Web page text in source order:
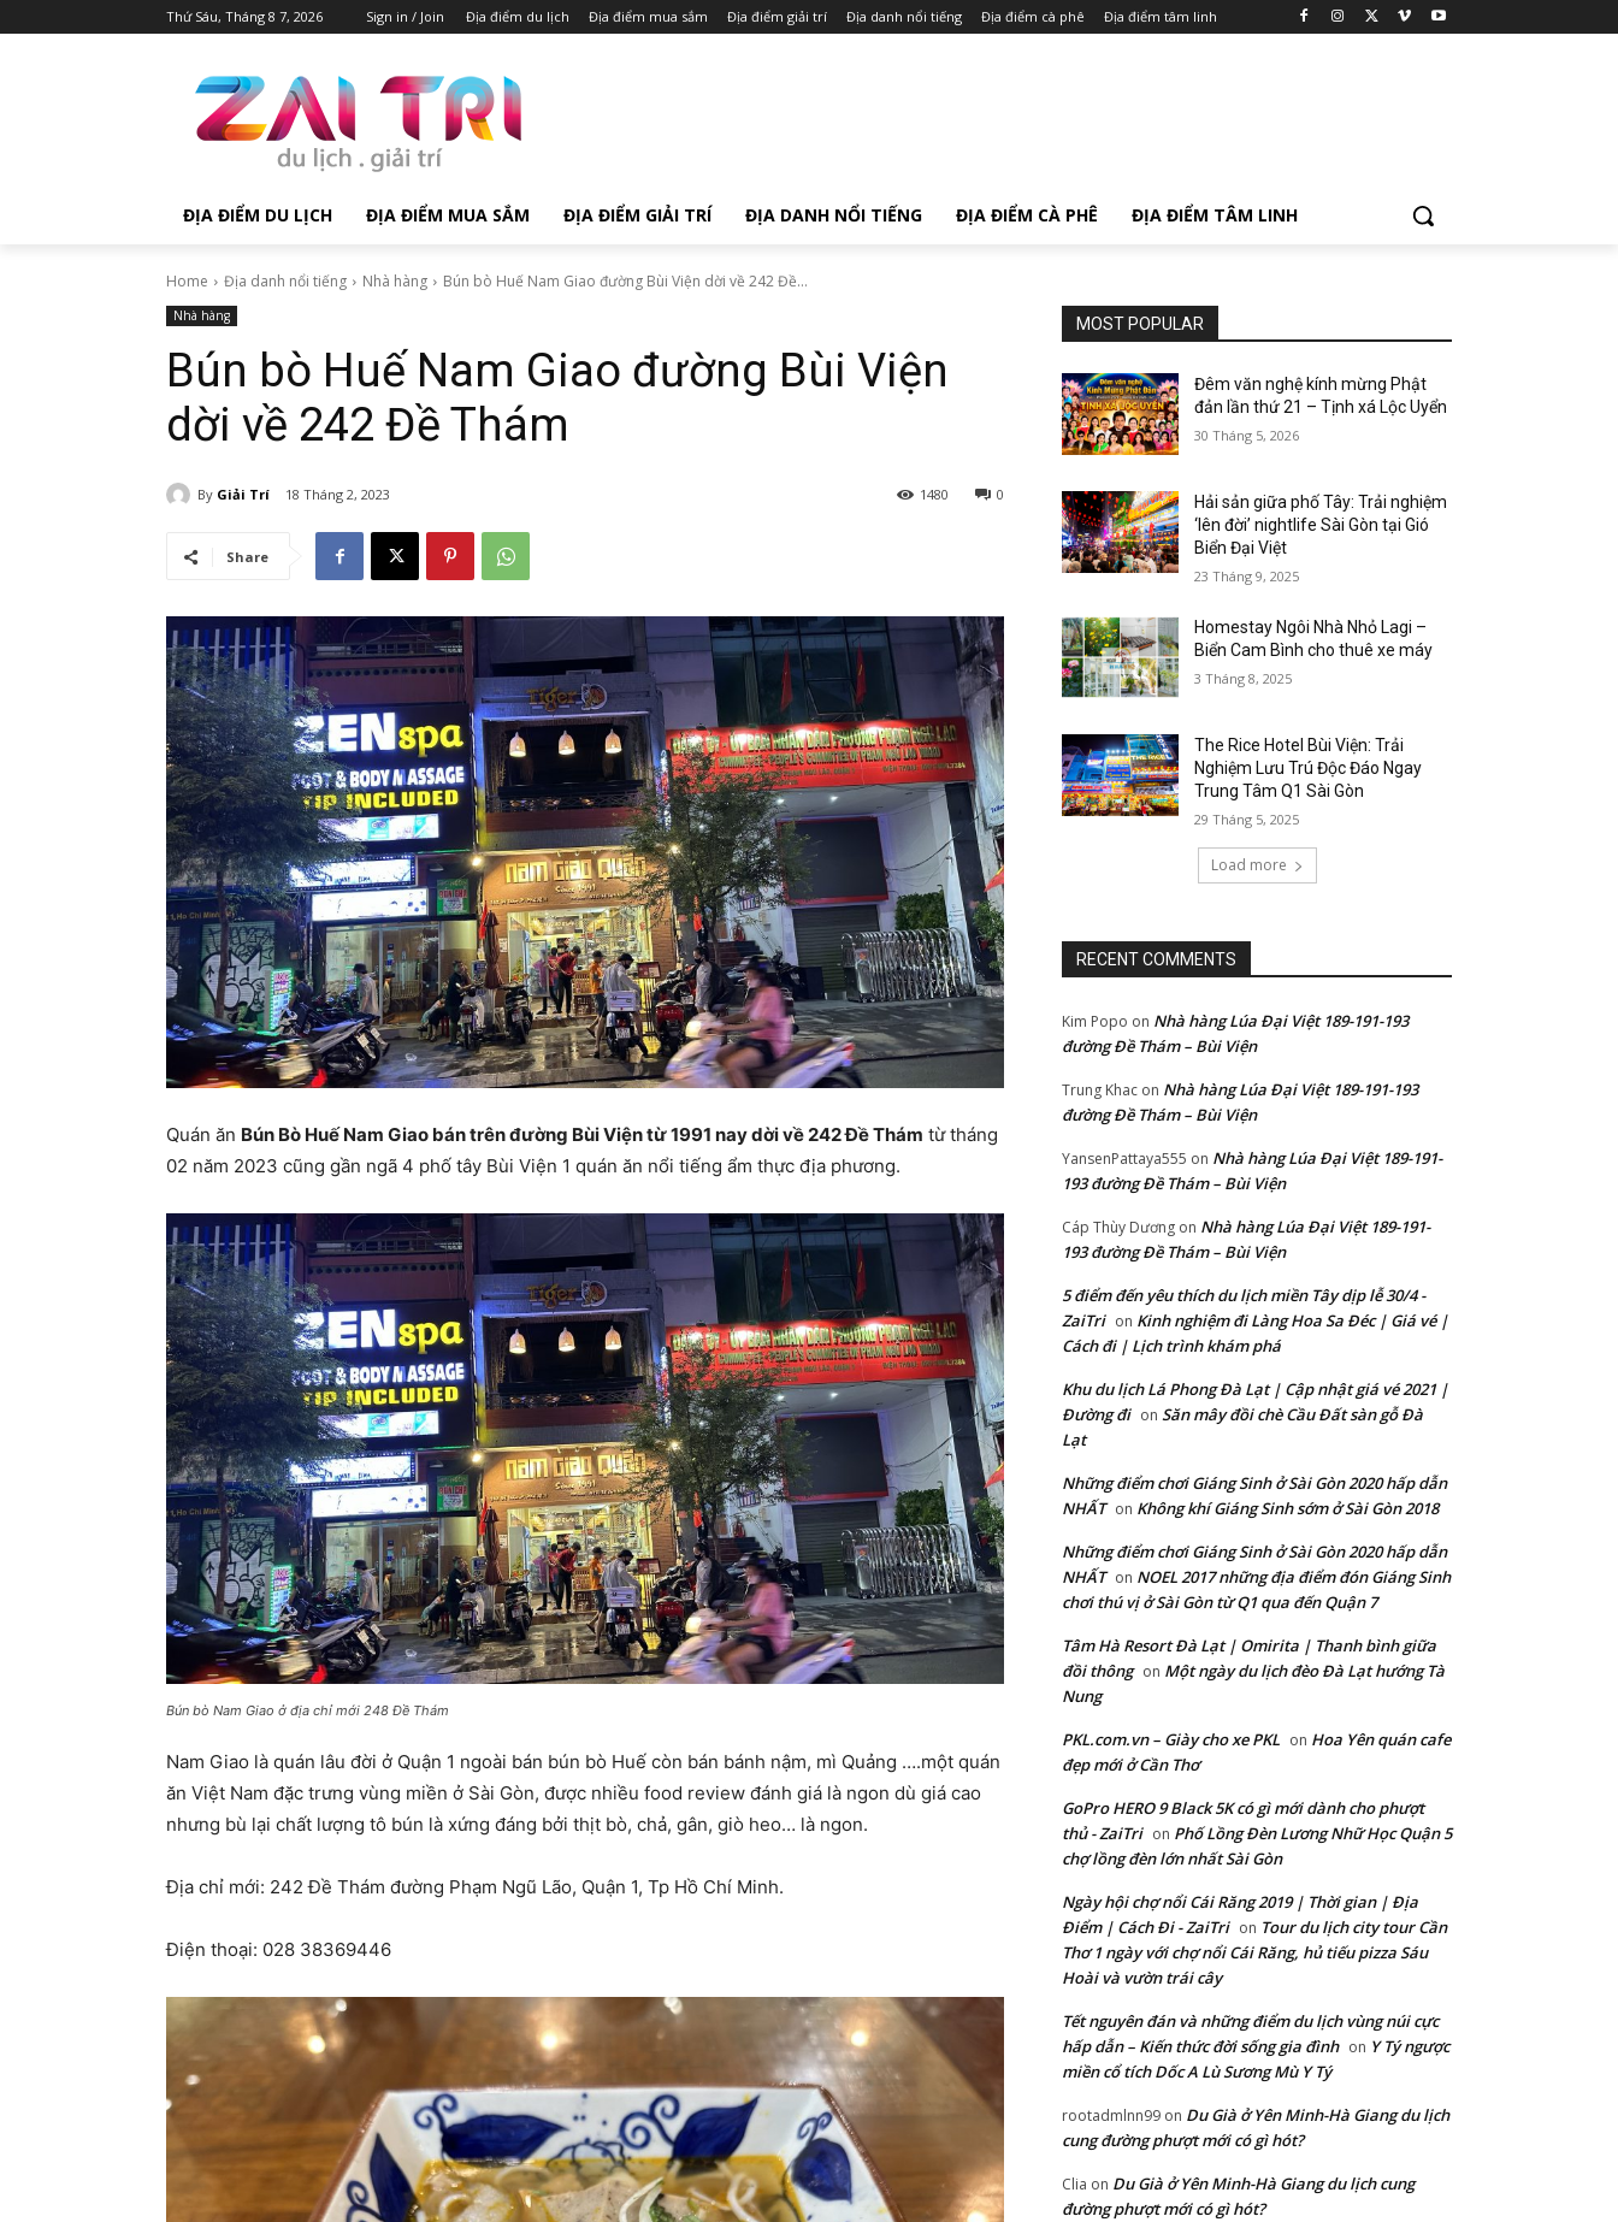
Thứ Sáu, Tháng 8 7, 2026 Sign in / Join Địa điểm du lịch Địa điểm mua sắm Địa điểm giải trí Địa danh nổi tiếng Địa điểm cà phê Địa điểm tâm linh
ĐỊA ĐIỂM DU LỊCH ĐỊA ĐIỂM MUA SẮM ĐỊA ĐIỂM GIẢI TRÍ ĐỊA DANH NỔI TIẾNG ĐỊA ĐIỂM CÀ PHÊ ĐỊA ĐIỂM TÂM LINH
Home Địa danh nổi tiếng Nhà hàng Bún bò Huế Nam Giao đường Bùi Viện dời về 242 Đề...
Nhà hàng
Bún bò Huế Nam Giao đường Bùi Viện
dời về 242 Đề Thám
By Giải Trí 18 Tháng 2, 2023 0
1480
Share
Quán ăn Bún Bò Huế Nam Giao bán trên đường Bùi Viện từ 1991 nay dời về 242 Đề Thám từ tháng
02 năm 2023 cũng gần ngã 4 phố tây Bùi Viện 1 quán ăn nổi tiếng ẩm thực địa phương.
Bún bò Nam Giao ở địa chỉ mới 248 Đề Thám
Nam Giao là quán lâu đời ở Quận 1 ngoài bán bún bò Huế còn bán bánh nậm, mì Quảng ….một quán
ăn Việt Nam đặc trưng vùng miền ở Sài Gòn, được nhiều food review đánh giá là ngon dù giá cao
nhưng bù lại chất lượng tô bún là xứng đáng bởi thịt bò, chả, gân, giò heo… là ngon.
Địa chỉ mới: 242 Đề Thám đường Phạm Ngũ Lão, Quận 1, Tp Hồ Chí Minh.
Điện thoại: 028 38369446
MOST POPULAR
Đêm văn nghệ kính mừng Phật
đản lần thứ 21 – Tịnh xá Lộc Uyển
30 Tháng 5, 2026
Hải sản giữa phố Tây: Trải nghiệm
‘lên đời’ nightlife Sài Gòn tại Gió
Biển Đại Việt
23 Tháng 9, 2025
Homestay Ngôi Nhà Nhỏ Lagi –
Biển Cam Bình cho thuê xe máy
3 Tháng 8, 2025
The Rice Hotel Bùi Viện: Trải
Nghiệm Lưu Trú Độc Đáo Ngay
Trung Tâm Q1 Sài Gòn
29 Tháng 5, 2025
Load more
RECENT COMMENTS
Kim Popo on Nhà hàng Lúa Đại Việt 189-191-193
đường Đề Thám – Bùi Viện
Trung Khac on Nhà hàng Lúa Đại Việt 189-191-193
đường Đề Thám – Bùi Viện
YansenPattaya555 on Nhà hàng Lúa Đại Việt 189-191-
193 đường Đề Thám – Bùi Viện
Cáp Thùy Dương on Nhà hàng Lúa Đại Việt 189-191-
193 đường Đề Thám – Bùi Viện
5 điểm đến yêu thích du lịch miền Tây dịp lễ 30/4 -
ZaiTri on Kinh nghiệm đi Làng Hoa Sa Đéc | Giá vé |
Cách đi | Lịch trình khám phá
Khu du lịch Lá Phong Đà Lạt | Cập nhật giá vé 2021 |
Đường đi on Săn mây đồi chè Cầu Đất sàn gỗ Đà
Lạt
Những điểm chơi Giáng Sinh ở Sài Gòn 2020 hấp dẫn
NHẤT on Không khí Giáng Sinh sớm ở Sài Gòn 2018
Những điểm chơi Giáng Sinh ở Sài Gòn 2020 hấp dẫn
NHẤT on NOEL 2017 những địa điểm đón Giáng Sinh
chơi thú vị ở Sài Gòn từ Q1 qua đến Quận 7
Tâm Hà Resort Đà Lạt | Omirita | Thanh bình giữa
đồi thông on Một ngày du lịch đèo Đà Lạt hướng Tà
Nung
PKL.com.vn – Giày cho xe PKL on Hoa Yên quán cafe
đẹp mới ở Cần Thơ
GoPro HERO 9 Black 5K có gì mới dành cho phượt
thủ - ZaiTri on Phố Lồng Đèn Lương Nhữ Học Quận 5
chợ lồng đèn lớn nhất Sài Gòn
Ngày hội chợ nổi Cái Răng 2019 | Thời gian | Địa
Điểm | Cách Đi - ZaiTri on Tour du lịch city tour Cần
Thơ 1 ngày với chợ nổi Cái Răng, hủ tiếu pizza Sáu
Hoài và vườn trái cây
Tết nguyên đán và những điểm du lịch vùng núi cực
hấp dẫn – Kiến thức đời sống gia đình on Y Tý ngược
miền cổ tích Dốc A Lù Sương Mù Y Tý
rootadmlnn99 on Du Già ở Yên Minh-Hà Giang du lịch
cung đường phượt mới có gì hót?
Clia on Du Già ở Yên Minh-Hà Giang du lịch cung
đường phượt mới có gì hót?